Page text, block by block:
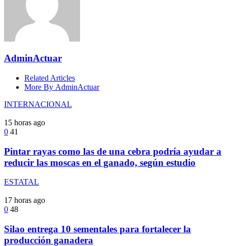
AdminActuar
Related Articles
More By AdminActuar
INTERNACIONAL
15 horas ago
0 41
Pintar rayas como las de una cebra podría ayudar a
reducir las moscas en el ganado, según estudio
ESTATAL
17 horas ago
0 48
Silao entrega 10 sementales para fortalecer la
producción ganadera